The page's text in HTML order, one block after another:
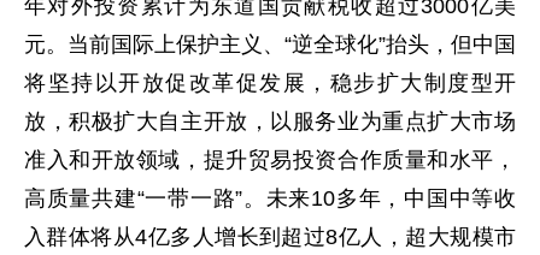
年对外投资累计为东道国贡献税收超过3000亿美
元。当前国际上保护主义、“逆全球化”抬头，但中国
将坚持以开放促改革促发展，稳步扩大制度型开
放，积极扩大自主开放，以服务业为重点扩大市场
准入和开放领域，提升贸易投资合作质量和水平，
高质量共建“一带一路”。未来10多年，中国中等收
入群体将从4亿多人增长到超过8亿人，超大规模市